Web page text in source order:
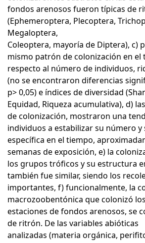
fondos arenosos fueron típicas de
(Ephemeroptera, Plecoptera,
Megaloptera,
Coleoptera, mayoría de Diptera), c)
mismo patrón de colonización en el
respecto al número de individuos,
(no se encontraron diferencias
p> 0,05) e índices de diversidad
Equidad, Riqueza acumulativa), d)
de colonización, mostraron una
individuos a estabilizar su número y
específica en el tiempo,
semanas de exposición, e) la
los grupos tróficos y su estructura
también fue similar, siendo los
importantes, f) funcionalmente, la
macrozoobentónica que colonizó
estaciones de fondos arenosos, se
de ritrón. De las variables abióticas
analizadas (materia orgánica,